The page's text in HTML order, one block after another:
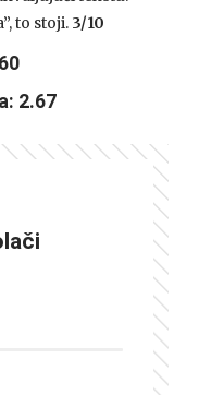
to stoji. 3/10
2.67